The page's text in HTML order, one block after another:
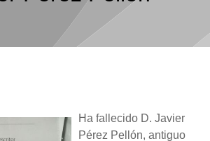
Ha fallecido D. Javier
Pérez Pellón, antiguo